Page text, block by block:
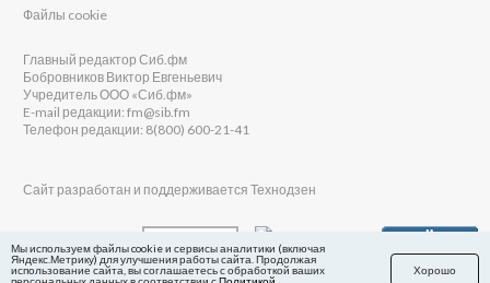
Файлы cookie
Главный редактор Сиб.фм
Бобровников Виктор Евгеньевич
Учредитель ООО «Сиб.фм»
E-mail редакции: fm@sib.fm
Телефон редакции: 8(800) 600-21-41
Сайт разработан и поддерживается Технодзен
Мы используем файлы cookie и сервисы аналитики (включая
Яндекс.Метрику) для улучшения работы сайта. Продолжая
использование сайта, вы соглашаетесь с обработкой ваших
Хорошо